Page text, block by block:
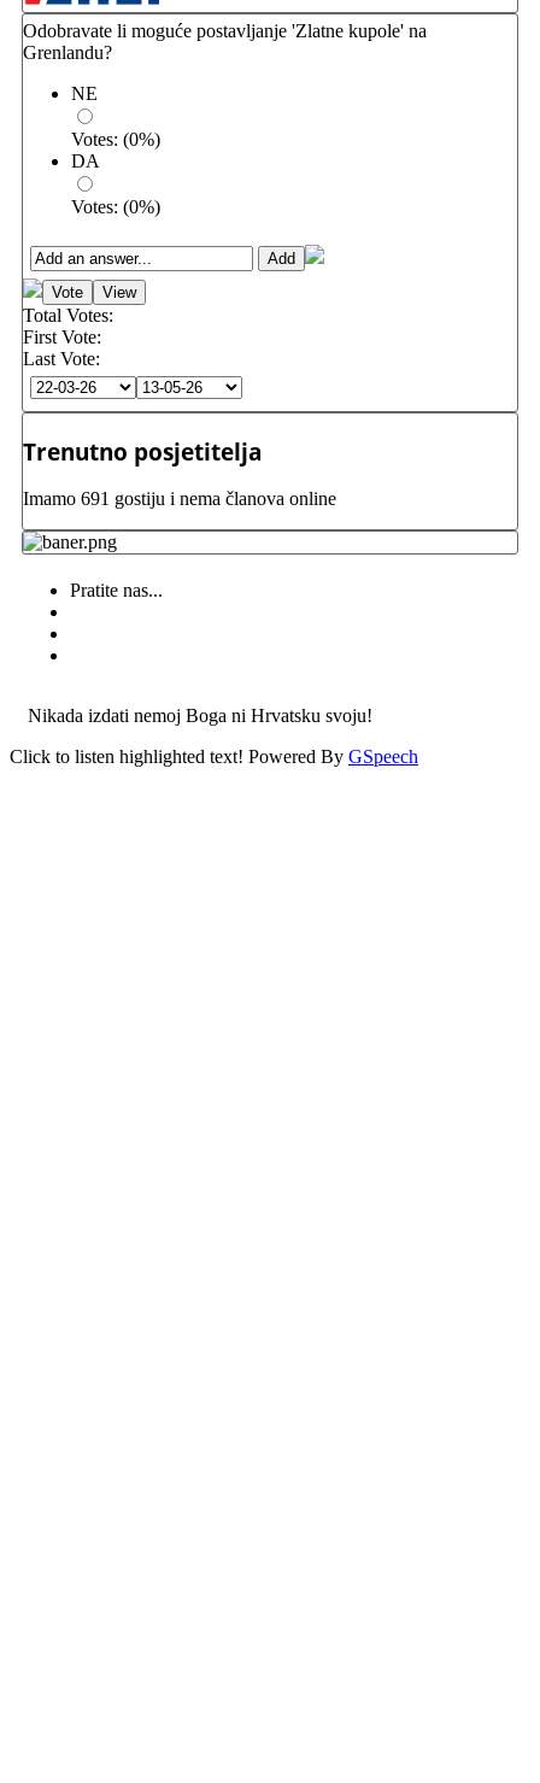
Odobravate li moguće postavljanje 'Zlatne kupole' na
Grenlandu?
NE
Votes: (0%)
DA
Votes: (0%)
Total Votes:
First Vote:
Last Vote:
Trenutno posjetitelja
Imamo 691 gostiju i nema članova online
Pratite nas...
Nikada izdati nemoj Boga ni Hrvatsku svoju!
Click to listen highlighted text! Powered By GSpeech